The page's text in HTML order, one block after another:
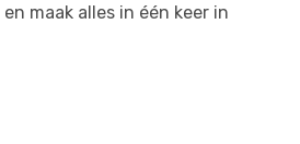
en maak alles in één keer in